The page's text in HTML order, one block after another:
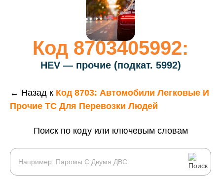
Код 8703405992:
HEV — прочие (подкат. 5992)
← Назад к Код 8703: Автомобили Легковые И
Прочие ТС Для Перевозки Людей
Поиск по коду или ключевым словам